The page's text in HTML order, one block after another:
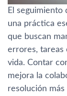
El seguimiento
una práctica
que buscan
errores, tareas
vida. Contar
mejora la
resolución